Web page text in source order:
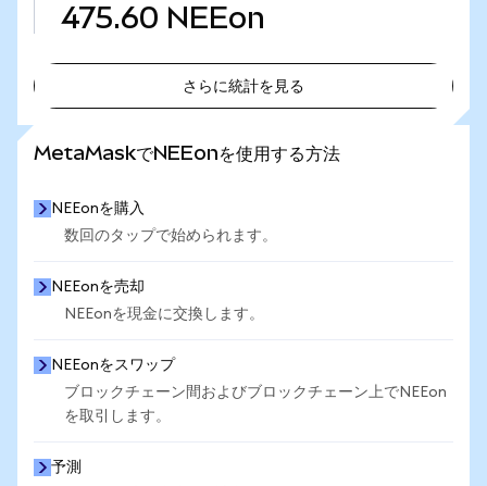
475.60 NEEon
さらに統計を見る
MetaMaskでNEEonを使用する方法
NEEonを購入
数回のタップで始められます。
NEEonを売却
NEEonを現金に交換します。
NEEonをスワップ
ブロックチェーン間およびブロックチェーン上でNEEon
を取引します。
予測